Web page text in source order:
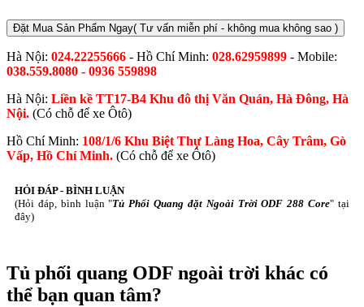
Đặt Mua Sản Phẩm Ngay( Tư vấn miễn phí - không mua không sao )
Hà Nội: 024.22255666 - Hồ Chí Minh: 028.62959899 - Mobile:
038.559.8080 - 0936 559898
Hà Nội: Liền kề TT17-B4 Khu đô thị Văn Quán, Hà Đông, Hà
Nội. (Có chỗ để xe Ôtô)
Hồ Chí Minh: 108/1/6 Khu Biệt Thự Làng Hoa, Cây Trâm, Gò
Vấp, Hồ Chí Minh. (Có chỗ để xe Ôtô)
HỎI ĐÁP - BÌNH LUẬN
(Hỏi đáp, bình luận "Tủ Phối Quang đặt Ngoài Trời ODF 288 Core" tại
đây)
Tủ phối quang ODF ngoài trời khác có
thể bạn quan tâm?